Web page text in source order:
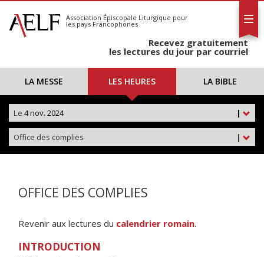
S'abonner
Calendrier
Association Épiscopale Liturgique pour
les pays Francophones
Recevez gratuitement
les lectures du jour par courriel
LA MESSE LES HEURES LA BIBLE
|
Le 4 nov. 2024
|
Office des complies
OFFICE DES COMPLIES
Revenir aux lectures du calendrier romain.
INTRODUCTION